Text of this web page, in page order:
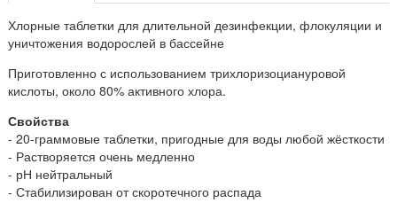
Хлорные таблетки для длительной дезинфекции, флокуляции и
уничтожения водорослей в бассейне
Приготовленно с использованием трихлоризоциануровой
кислоты, около 80% активного хлора.
Свойства
- 20-граммовые таблетки, пригодные для воды любой жёсткости
- Растворяется очень медленно
- рН нейтральный
- Стабилизирован от скоротечного распада